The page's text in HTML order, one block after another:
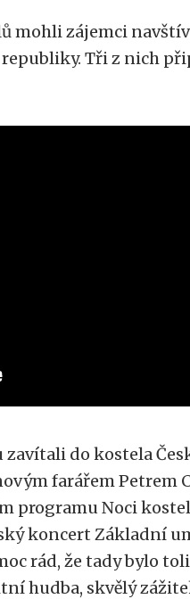
mohli zájemci
Tři z nich
zavítali do kostela
farářem Petrem
programu Noci
koncert Základní
rád, že tady bylo
hudba, skvělý